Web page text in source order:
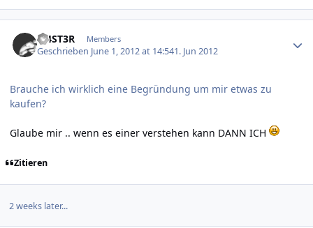
M4ST3R Members
Geschrieben June 1, 2012 at 14:541. Jun 2012
Brauche ich wirklich eine Begründung um mir etwas zu
kaufen?
Glaube mir .. wenn es einer verstehen kann DANN ICH
Zitieren
2 weeks later...